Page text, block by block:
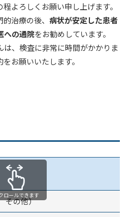
よろしくお願い申し上げます。
治療の後、 病状が安定した患者
への通院をお勧めしています。
、検査に非常に時間がかかりま
お願いいたします。
その他）
ロールできます